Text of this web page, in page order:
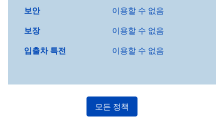
보안
이용할 수 없음
보장
이용할 수 없음
입출차 특전
이용할 수 없음
모든 정책